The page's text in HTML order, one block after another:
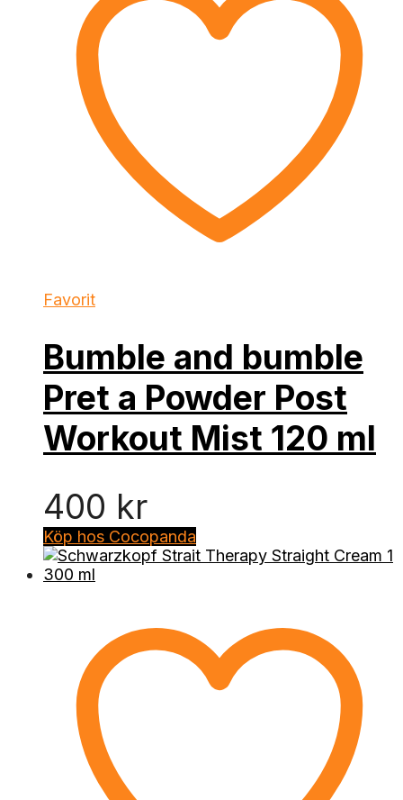
Favorit
Bumble and bumble
Pret a Powder Post
Workout Mist 120 ml
400 kr
Köp hos Cocopanda